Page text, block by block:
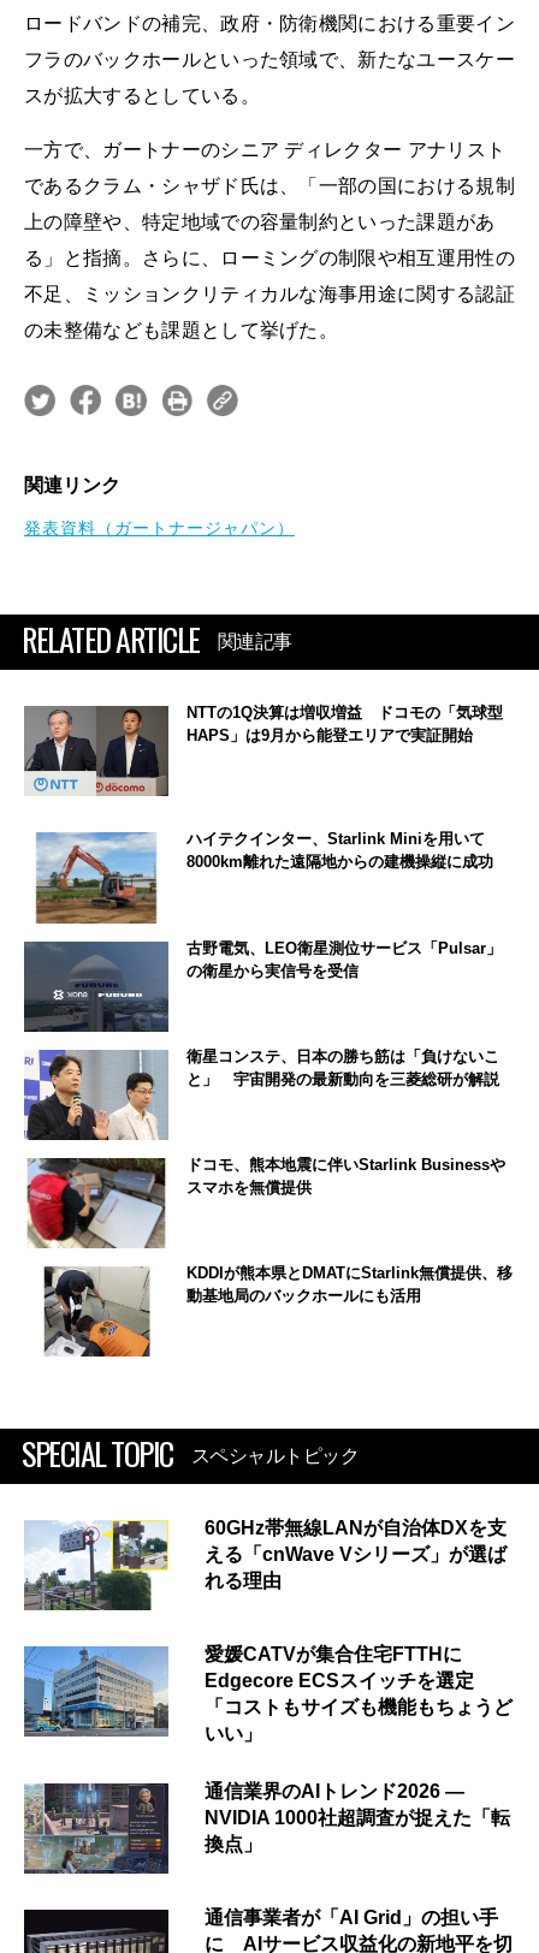
ロードバンドの補完、政府・防衛機関における重要イン
フラのバックホールといった領域で、新たなユースケー
スが拡大するとしている。
一方で、ガートナーのシニア ディレクター アナリスト
であるクラム・シャザド氏は、「一部の国における規制
上の障壁や、特定地域での容量制約といった課題があ
る」と指摘。さらに、ローミングの制限や相互運用性の
不足、ミッションクリティカルな海事用途に関する認証
の未整備なども課題として挙げた。
関連リンク
発表資料（ガートナージャパン）
RELATED ARTICLE 関連記事
NTTの1Q決算は増収増益 ドコモの「気球型
HAPS」は9月から能登エリアで実証開始
ハイテクインター、Starlink Miniを用いて
8000km離れた遠隔地からの建機操縦に成功
古野電気、LEO衛星測位サービス「Pulsar」
の衛星から実信号を受信
衛星コンステ、日本の勝ち筋は「負けないこ
と」 宇宙開発の最新動向を三菱総研が解説
ドコモ、熊本地震に伴いStarlink Businessや
スマホを無償提供
KDDIが熊本県とDMATにStarlink無償提供、移
動基地局のバックホールにも活用
SPECIAL TOPIC スペシャルトピック
60GHz帯無線LANが自治体DXを支
える「cnWave Vシリーズ」が選ば
れる理由
愛媛CATVが集合住宅FTTHに
Edgecore ECSスイッチを選定
「コストもサイズも機能もちょうど
いい」
通信業界のAIトレンド2026 ―
NVIDIA 1000社超調査が捉えた「転
換点」
通信事業者が「AI Grid」の担い手
に AIサービス収益化の新地平を切